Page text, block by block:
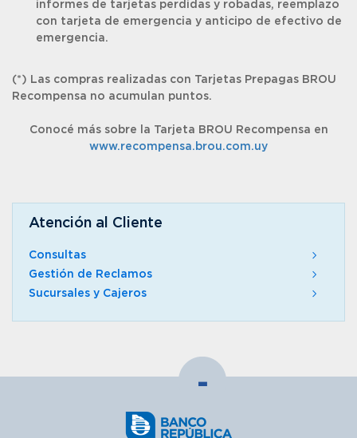
informes de tarjetas perdidas y robadas, reemplazo
con tarjeta de emergencia y anticipo de efectivo de
emergencia.
(*) Las compras realizadas con Tarjetas Prepagas BROU
Recompensa no acumulan puntos.
Conocé más sobre la Tarjeta BROU Recompensa en
www.recompensa.brou.com.uy
Atención al Cliente
Consultas
Gestión de Reclamos
Sucursales y Cajeros
-